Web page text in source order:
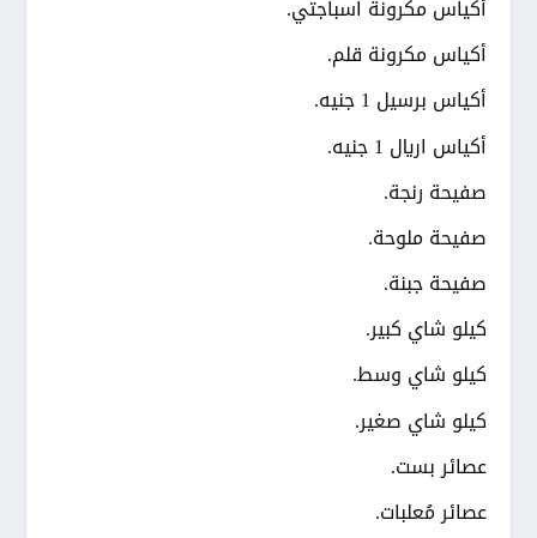
أكياس مكرونة اسباجتي.
أكياس مكرونة قلم.
أكياس برسيل 1 جنيه.
أكياس اريال 1 جنيه.
صفيحة رنجة.
صفيحة ملوحة.
صفيحة جبنة.
كيلو شاي كبير.
كيلو شاي وسط.
كيلو شاي صغير.
عصائر بست.
عصائر مُعلبات.